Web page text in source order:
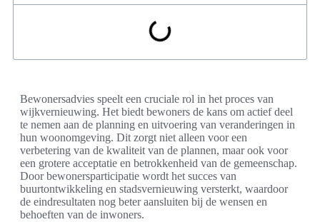
Bewonersadvies speelt een cruciale rol in het proces van
wijkvernieuwing. Het biedt bewoners de kans om actief deel
te nemen aan de planning en uitvoering van veranderingen in
hun woonomgeving. Dit zorgt niet alleen voor een
verbetering van de kwaliteit van de plannen, maar ook voor
een grotere acceptatie en betrokkenheid van de gemeenschap.
Door bewonersparticipatie wordt het succes van
buurtontwikkeling en stadsvernieuwing versterkt, waardoor
de eindresultaten nog beter aansluiten bij de wensen en
behoeften van de inwoners.